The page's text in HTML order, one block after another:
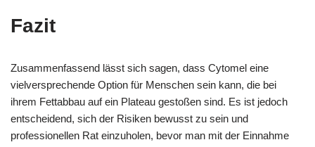
Fazit
Zusammenfassend lässt sich sagen, dass Cytomel eine
vielversprechende Option für Menschen sein kann, die bei
ihrem Fettabbau auf ein Plateau gestoßen sind. Es ist jedoch
entscheidend, sich der Risiken bewusst zu sein und
professionellen Rat einzuholen, bevor man mit der Einnahme